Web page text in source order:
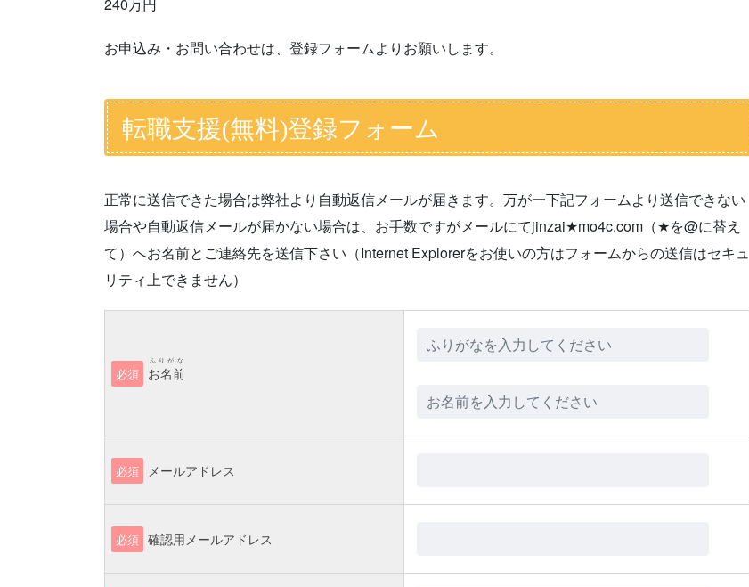
240万円
お申込み・お問い合わせは、登録フォームよりお願いします。
転職支援(無料)登録フォーム
正常に送信できた場合は弊社より自動返信メールが届きます。万が一下記フォームより送信できない
場合や自動返信メールが届かない場合は、お手数ですがメールにてjinzai★mo4c.com（★を@に替え
て）へお名前とご連絡先を送信下さい（Internet Explorerをお使いの方はフォームからの送信はセキュ
リティ上できません）
必須 お名前
ふりがな
必須 メールアドレス
必須 確認用メールアドレス